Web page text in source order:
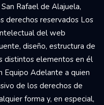
Rafael de Alajuela,
derechos reservados Los
del web
diseño, estructura de
distintos elementos en él
Equipo Adelante a quien
de los derechos de
forma y, en especial,